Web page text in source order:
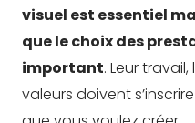
visuel est essentiel
que le choix des
important. Leur
valeurs doivent